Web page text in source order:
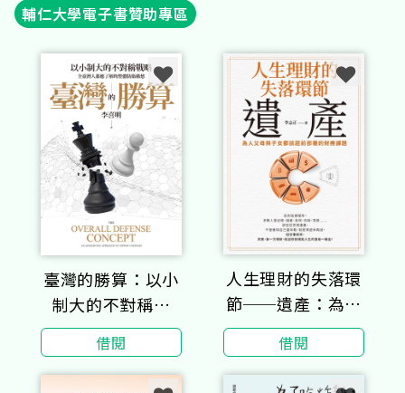
輔仁大學電子書贊助專區
臺灣的勝算：以小
制大的不對稱戰
略，全臺灣人都應
了解的整體防衛構
想
借閱
人生理財的失落環
節──遺產：為人
父母與子女都該超
前部署的財務課題
借閱